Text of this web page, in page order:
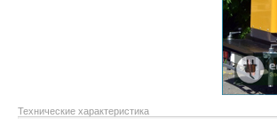
Технические характеристика